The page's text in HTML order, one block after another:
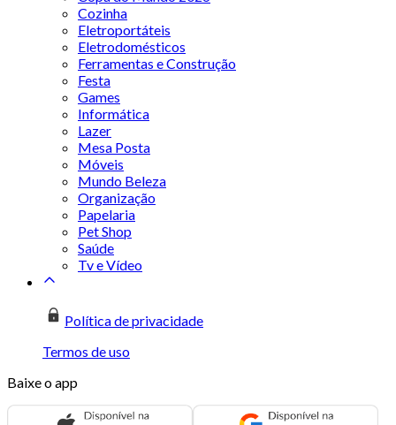
Cozinha
Eletroportáteis
Eletrodomésticos
Ferramentas e Construção
Festa
Games
Informática
Lazer
Mesa Posta
Móveis
Mundo Beleza
Organização
Papelaria
Pet Shop
Saúde
Tv e Vídeo
Política de privacidade
Termos de uso
Baixe o app